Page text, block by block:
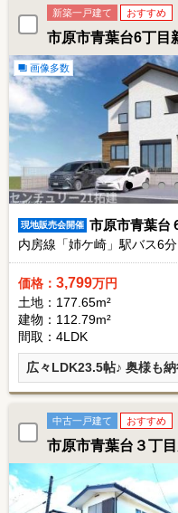
新築一戸建て おすすめ
市原市青葉台6丁目
画像多数
現地販売会開催 市原市青葉台
内房線「姉ケ崎」駅バス6
価格： 3,799万円
土地：177.65m²
建物：112.79m²
間取：4LDK
広々LDK23.5帖♪ 奥様も
中古一戸建て おすすめ
市原市青葉台３丁